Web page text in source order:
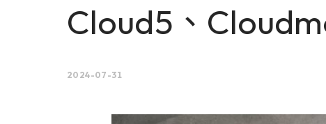
Cloud5、
2024-07-31